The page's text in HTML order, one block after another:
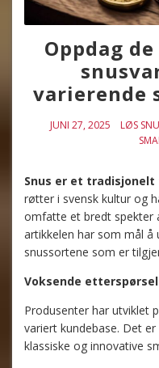
Oppdag
varierende
JUNI 27, 2025 LØS
Snus er et
røtter i svensk kultur og
omfatte et bredt spekter
artikkelen har som mål
snussortene som er
Voksende
Produsenter har utviklet
variert kundebase. Det
klassiske og innovative